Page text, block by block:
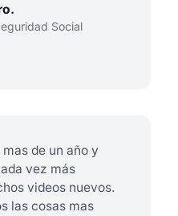
Social
de un año y
vez más
videos nuevos.
las cosas mas